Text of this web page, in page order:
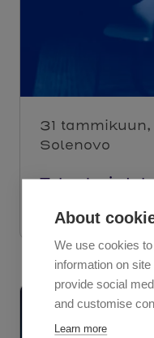
31
Solenovo
Teknologia
koulutuksessa
About
We use cookies
information on
provide social
and customise
Learn more